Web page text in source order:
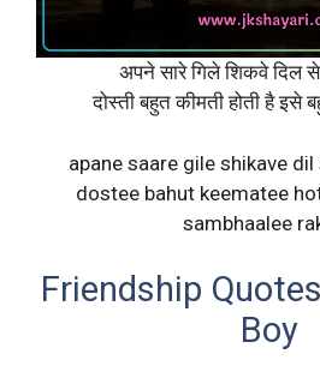
अपने सारे गिले शिकवे दिल
दोस्ती बहुत कीमती होती है इसे
apane saare gile shikave dil
dostee bahut keematee
sambhaalee
Friendship
Boy